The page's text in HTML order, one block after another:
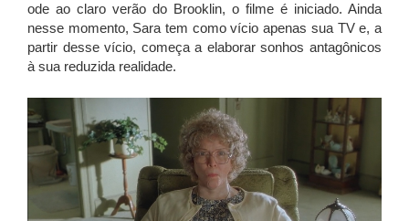
ode ao claro verão do Brooklin, o filme é iniciado. Ainda
nesse momento, Sara tem como vício apenas sua TV e, a
partir desse vício, começa a elaborar sonhos antagônicos
à sua reduzida realidade.